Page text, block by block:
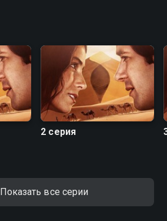
2 серия
Показать все серии